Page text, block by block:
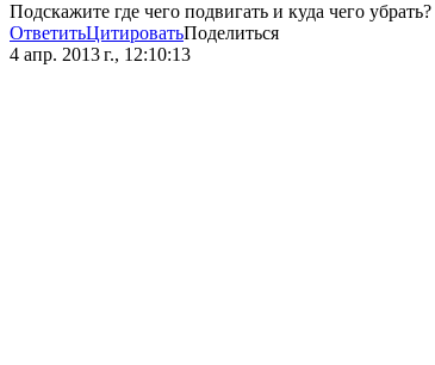
Подскажите где чего подвигать и куда чего убрать?
ОтветитьЦитироватьПоделиться
4 апр. 2013 г., 12:10:13